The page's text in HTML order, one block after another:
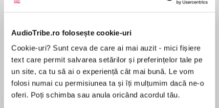
AudioTribe.ro folosește cookie-uri
Cookie-uri? Sunt ceva de care ai mai auzit - mici fișiere
text care permit salvarea setărilor și preferințelor tale pe
un site, ca tu să ai o experiență cât mai bună. Le vom
folosi numai cu permisiunea ta și îți mulțumim dacă ne-o
oferi. Poți schimba sau anula oricând acordul tău.
de...
Dani Francis
la...
Lauren Weisberger
Desprecarte
✨Sounds Like Love, the new magical rom-com